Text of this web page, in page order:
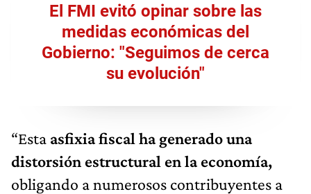
El FMI evitó opinar sobre las
medidas económicas del
Gobierno: "Seguimos de cerca
su evolución"
“Esta asfixia fiscal ha generado una
distorsión estructural en la economía,
obligando a numerosos contribuyentes a